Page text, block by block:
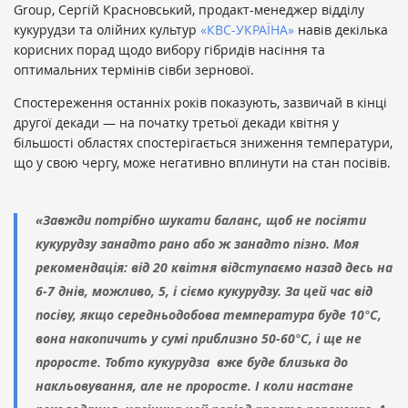
Group, Сергій Красновський, продакт-менеджер відділу
кукурудзи та олійних культур «КВС-УКРАЇНА» навів декілька
корисних порад щодо вибору гібридів насіння та
оптимальних термінів сівби зернової.
Спостереження останніх років показують, зазвичай в кінці
другої декади — на початку третьої декади квітня у
більшості областях спостерігається зниження температури,
що у свою чергу, може негативно вплинути на стан посівів.
«Завжди потрібно шукати баланс, щоб не посіяти
кукурудзу занадто рано або ж занадто пізно. Моя
рекомендація: від 20 квітня відступаємо назад десь на
6-7 днів, можливо, 5, і сіємо кукурудзу. За цей час від
посіву, якщо середньодобова температура буде 10°С,
вона накопичить у сумі приблизно 50-60°С, і ще не
проросте. Тобто кукурудза вже буде близька до
накльовування, але не проросте. І коли настане